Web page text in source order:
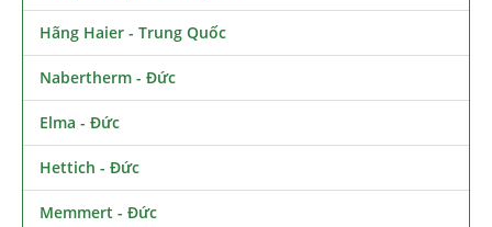
Hãng Haier - Trung Quốc
Nabertherm - Đức
Elma - Đức
Hettich - Đức
Memmert - Đức